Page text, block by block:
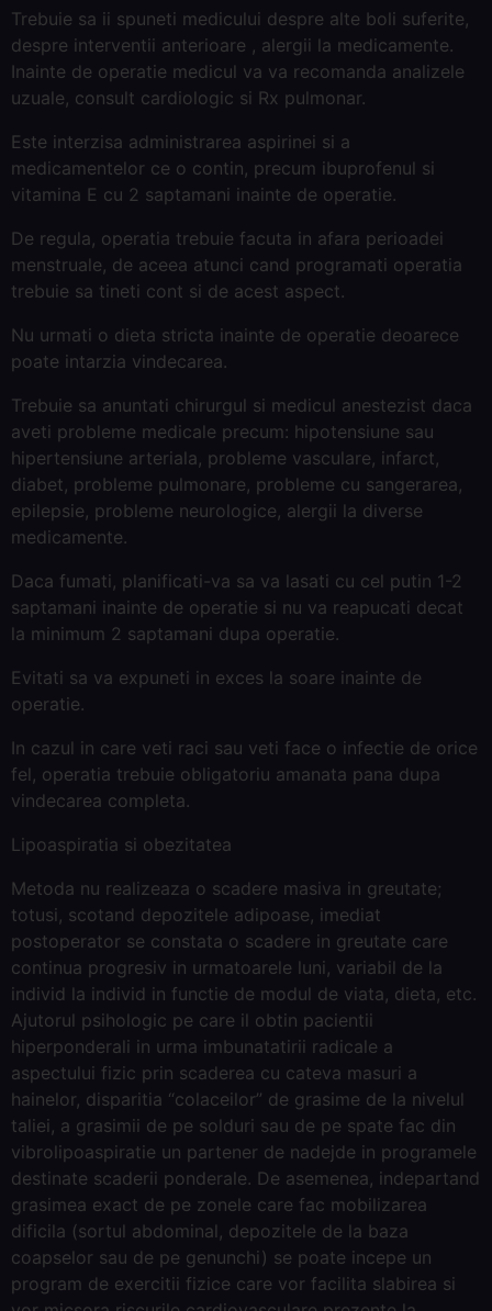
Trebuie sa ii spuneti medicului despre alte boli suferite,
despre interventii anterioare , alergii la medicamente.
Inainte de operatie medicul va va recomanda analizele
uzuale, consult cardiologic si Rx pulmonar.
Este interzisa administrarea aspirinei si a
medicamentelor ce o contin, precum ibuprofenul si
vitamina E cu 2 saptamani inainte de operatie.
De regula, operatia trebuie facuta in afara perioadei
menstruale, de aceea atunci cand programati operatia
trebuie sa tineti cont si de acest aspect.
Nu urmati o dieta stricta inainte de operatie deoarece
poate intarzia vindecarea.
Trebuie sa anuntati chirurgul si medicul anestezist daca
aveti probleme medicale precum: hipotensiune sau
hipertensiune arteriala, probleme vasculare, infarct,
diabet, probleme pulmonare, probleme cu sangerarea,
epilepsie, probleme neurologice, alergii la diverse
medicamente.
Daca fumati, planificati-va sa va lasati cu cel putin 1-2
saptamani inainte de operatie si nu va reapucati decat
la minimum 2 saptamani dupa operatie.
Evitati sa va expuneti in exces la soare inainte de
operatie.
In cazul in care veti raci sau veti face o infectie de orice
fel, operatia trebuie obligatoriu amanata pana dupa
vindecarea completa.
Lipoaspiratia si obezitatea
Metoda nu realizeaza o scadere masiva in greutate;
totusi, scotand depozitele adipoase, imediat
postoperator se constata o scadere in greutate care
continua progresiv in urmatoarele luni, variabil de la
individ la individ in functie de modul de viata, dieta, etc.
Ajutorul psihologic pe care il obtin pacientii
hiperponderali in urma imbunatatirii radicale a
aspectului fizic prin scaderea cu cateva masuri a
hainelor, disparitia “colaceilor” de grasime de la nivelul
taliei, a grasimii de pe solduri sau de pe spate fac din
vibrolipoaspiratie un partener de nadejde in programele
destinate scaderii ponderale. De asemenea, indepartand
grasimea exact de pe zonele care fac mobilizarea
dificila (sortul abdominal, depozitele de la baza
coapselor sau de pe genunchi) se poate incepe un
program de exercitii fizice care vor facilita slabirea si